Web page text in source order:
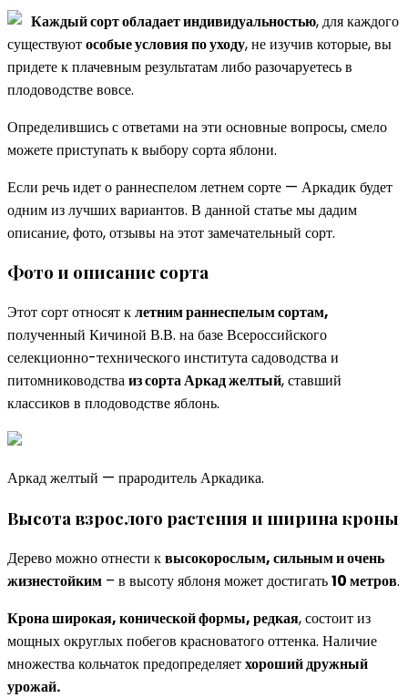
Каждый сорт обладает индивидуальностью, для каждого
существуютособые условия по уходу, не изучив которые, вы
придете к плачевным результатам либо разочаруетесь в
плодоводстве вовсе.
Определившись с ответами на эти основные вопросы, смело
можете приступать к выбору сорта яблони.
Если речь идет о раннеспелом летнем сорте — Аркадик будет
одним из лучших вариантов. В данной статье мы дадим
описание, фото, отзывы на этот замечательный сорт.
Фото и описание сорта
Этот сорт относят клетним раннеспелым сортам,
полученный Кичиной В.В. на базе Всероссийского
селекционно-технического института садоводства и
питомниководстваиз сорта Аркад желтый, ставший
классиков в плодоводстве яблонь.
Аркад желтый — прародитель Аркадика.
Высота взрослого растения и ширина кроны
Дерево можно отнести квысокорослым, сильным и очень
жизнестойким – в высоту яблоня может достигать10 метров.
Крона широкая, конической формы, редкая, состоит из
мощных округлых побегов красноватого оттенка. Наличие
множества кольчаток предопределяетхороший дружный
урожай.